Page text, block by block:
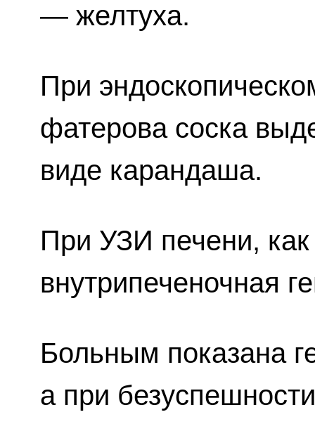
— желтуха.
При
фатерова соска
виде карандаша.
При УЗИ печени,
внутрипеченочная
Больным показана
а при